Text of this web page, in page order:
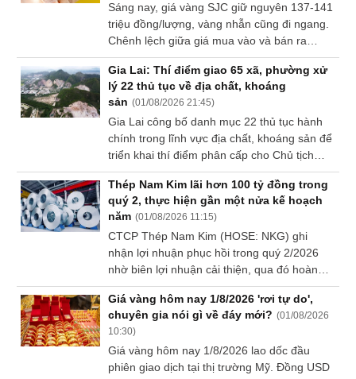
Sáng nay, giá vàng SJC giữ nguyên 137-141
triệu đồng/lượng, vàng nhẫn cũng đi ngang.
Chênh lệch giữa giá mua vào và bán ra
được các doanh nghiệp kinh doanh vàng
duy trì ở mức 4 triệu đồng/lượng.
Gia Lai: Thí điểm giao 65 xã, phường xử
lý 22 thủ tục về địa chất, khoáng
sản (01/08/2026 21:45)
Gia Lai công bố danh mục 22 thủ tục hành
chính trong lĩnh vực địa chất, khoáng sản để
triển khai thí điểm phân cấp cho Chủ tịch
UBND 65 xã, phường.
Thép Nam Kim lãi hơn 100 tỷ đồng trong
quý 2, thực hiện gần một nửa kế hoạch
năm (01/08/2026 11:15)
CTCP Thép Nam Kim (HOSE: NKG) ghi
nhận lợi nhuận phục hồi trong quý 2/2026
nhờ biên lợi nhuận cải thiện, qua đó hoàn
thành gần một nửa kế hoạch lợi nhuận năm.
Giá vàng hôm nay 1/8/2026 'rơi tự do',
chuyên gia nói gì về đáy mới? (01/08/2026
10:30)
Giá vàng hôm nay 1/8/2026 lao dốc đầu
phiên giao dịch tại thị trường Mỹ. Đồng USD
Sách
tài
chính
Công
cụ
đầu
tư
Truyền
thông
tài